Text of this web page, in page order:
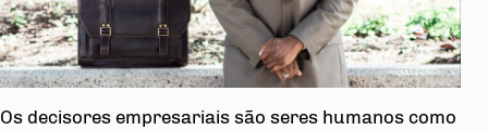
Os decisores empresariais são seres humanos como